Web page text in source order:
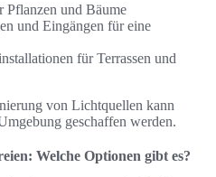
Pflanzen und Bäume
und Eingängen für eine
für Terrassen und
von Lichtquellen kann
geschaffen werden.
Welche Optionen gibt es?